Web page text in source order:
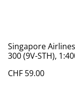
Singapore
300 (9V-STH),
CHF 59.00